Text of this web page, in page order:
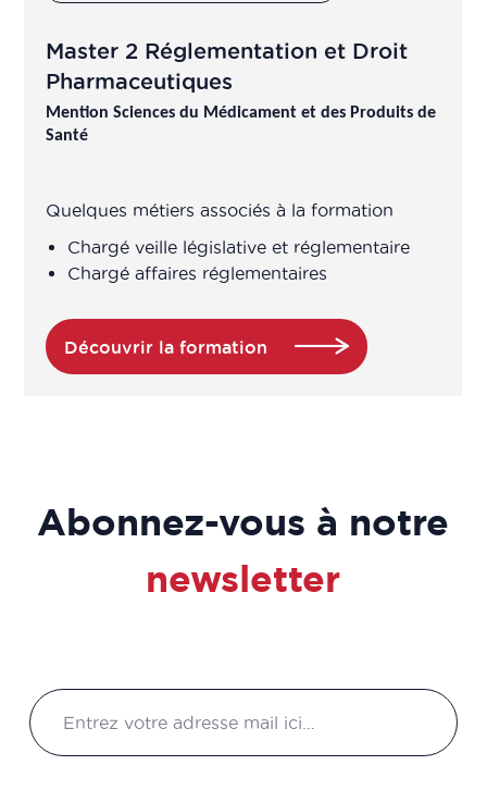
Master 2 Réglementation et Droit
Pharmaceutiques
Mention Sciences du Médicament et des Produits de
Santé
Quelques métiers associés à la formation
Chargé veille législative et réglementaire
Chargé affaires réglementaires
Découvrir la formation
Abonnez-vous à notre
newsletter